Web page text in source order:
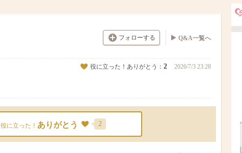
フォローする Q&A一覧へ
役に立った！ありがとう： 2 2026/7/3 23:28
役に立った！ ありがとう 2